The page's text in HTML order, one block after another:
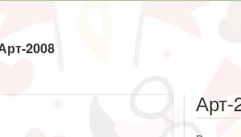
2008
Арт-